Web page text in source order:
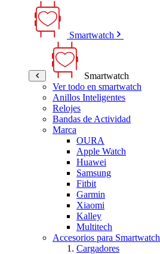
Smartwatch
Smartwatch
Ver todo en smartwatch
Anillos Inteligentes
Relojes
Bandas de Actividad
Marca
OURA
Apple Watch
Huawei
Samsung
Fitbit
Garmin
Xiaomi
Kalley
Multitech
Accesorios para Smartwatch
Cargadores